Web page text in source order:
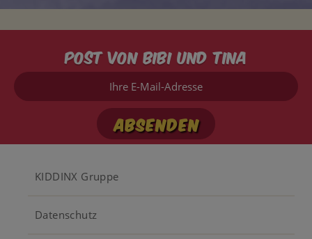
Post von Bibi und Tina
Ihre
Mail-
Footer
KIDDINX Gruppe
Datenschutz